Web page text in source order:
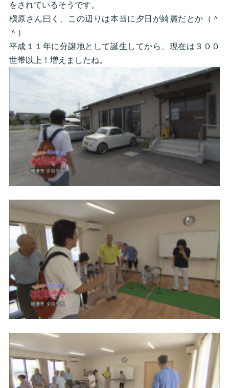
をされているそうです。
槇原さん曰く、この辺りは本当に夕日が綺麗だとか（＾
＾）
平成１１年に分譲地として誕生してから、現在は３００
世帯以上！増えましたね。